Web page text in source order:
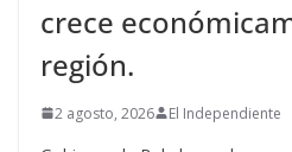
crece
región.
2 agosto, 2026 El Independiente